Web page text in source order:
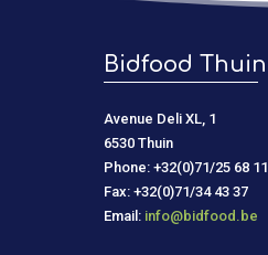
Bidfood Thuin
Avenue Deli XL, 1
6530 Thuin
Phone: +32(0)71/25 68 11
Fax: +32(0)71/34 43 37
Email: info@bidfood.be